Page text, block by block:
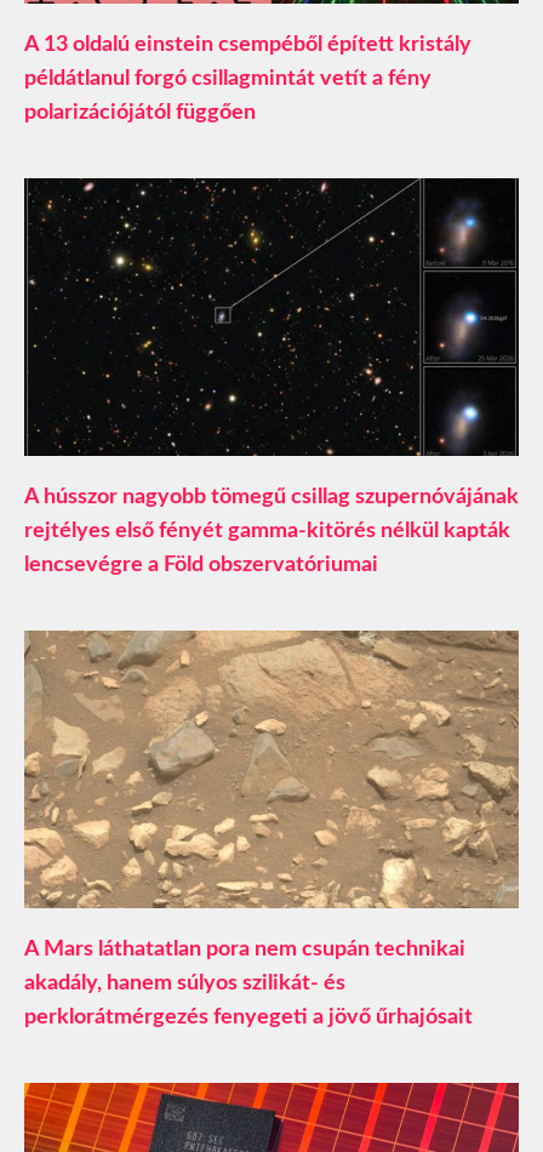
A 13 oldalú einstein csempéből épített kristály
példátlanul forgó csillagmintát vetít a fény
polarizációjától függően
A hússzor nagyobb tömegű csillag szupernóvájának
rejtélyes első fényét gamma-kitörés nélkül kapták
lencsevégre a Föld obszervatóriumai
A Mars láthatatlan pora nem csupán technikai
akadály, hanem súlyos szilikát- és
perklorátmérgezés fenyegeti a jövő űrhajósait